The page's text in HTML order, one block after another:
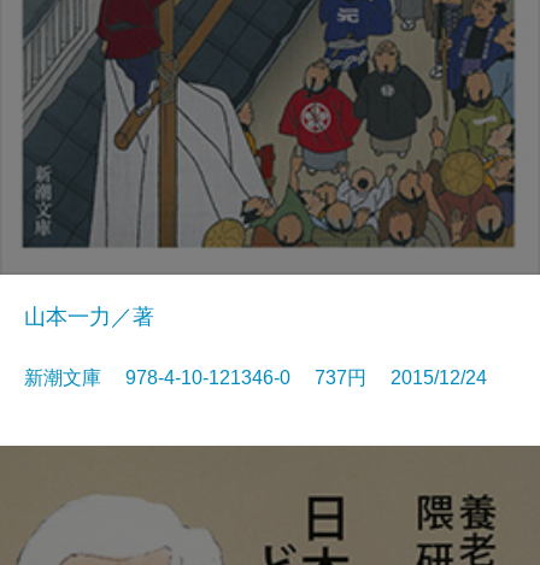
山本一力／著
新潮文庫 978-4-10-121346-0 737円 2015/12/24